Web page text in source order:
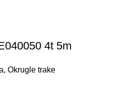
4t 5m
, Okrugle trake